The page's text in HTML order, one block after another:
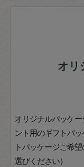
オリ
オリジナルパッケ
ント用のギフトパ
トパッケージご希
選びください）